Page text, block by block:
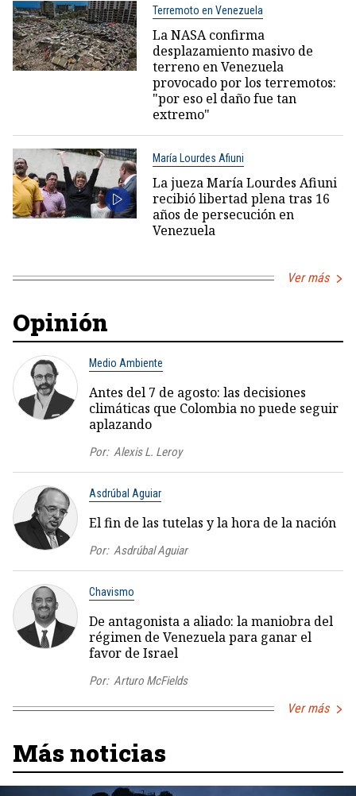
Terremoto en Venezuela
La NASA confirma
desplazamiento masivo de
terreno en Venezuela
provocado por los terremotos:
"por eso el daño fue tan
extremo"
María Lourdes Afiuni
La jueza María Lourdes Afiuni
recibió libertad plena tras 16
años de persecución en
Venezuela
Ver más
Opinión
Medio Ambiente
Antes del 7 de agosto: las decisiones
climáticas que Colombia no puede seguir
aplazando
Por: Alexis L. Leroy
Asdrúbal Aguiar
El fin de las tutelas y la hora de la nación
Por: Asdrúbal Aguiar
Chavismo
De antagonista a aliado: la maniobra del
régimen de Venezuela para ganar el
favor de Israel
Por: Arturo McFields
Ver más
Más noticias